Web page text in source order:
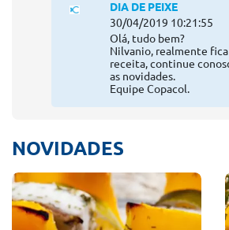
DIA DE PEIXE
30/04/2019 10:21:55
Olá, tudo bem?
Nilvanio, realmente
receita, continue
as novidades.
Equipe Copacol.
NOVIDADES